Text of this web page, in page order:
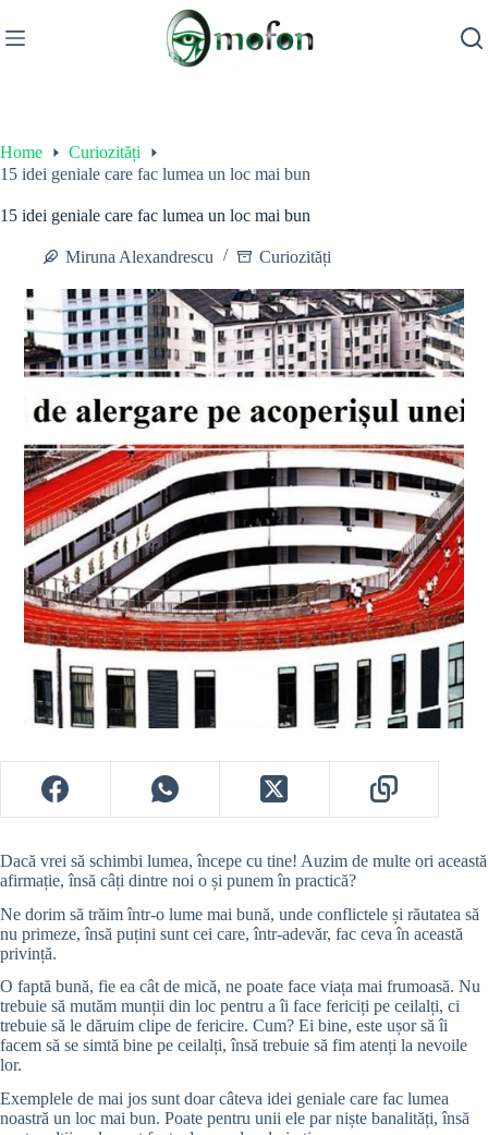
to
content
Home
Curiozități
15 idei geniale care fac lumea un loc mai bun
15 idei geniale care fac lumea un loc mai bun
Miruna Alexandrescu Curiozități
Dacă vrei să schimbi lumea, începe cu tine! Auzim de multe ori această
afirmație, însă câți dintre noi o și punem în practică?
Ne dorim să trăim într-o lume mai bună, unde conflictele și răutatea să
nu primeze, însă puțini sunt cei care, într-adevăr, fac ceva în această
privință.
O faptă bună, fie ea cât de mică, ne poate face viața mai frumoasă. Nu
trebuie să mutăm munții din loc pentru a îi face fericiți pe ceilalți, ci
trebuie să le dăruim clipe de fericire. Cum? Ei bine, este ușor să îi
facem să se simtă bine pe ceilalți, însă trebuie să fim atenți la nevoile
lor.
Exemplele de mai jos sunt doar câteva idei geniale care fac lumea
noastră un loc mai bun. Poate pentru unii ele par niște banalități, însă